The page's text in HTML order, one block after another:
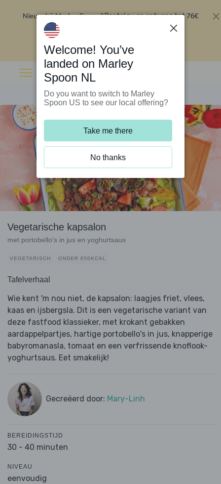
Nieuw bij Marley Spoon?Bestel nu en ontvang tot 76€
Vegetarische kapsalon
met portobello's in jus en yoghurtsaus
VEGETARISCH ONDER 650KCAL
Tafelverhaal
Wie kent 'm nou niet, de kapsalon: laagjes friet, vlees,
kaas en ijsbergsla. Dit is een vegetarische variant van
deze fastfood klassieker, met krokant gebakken
aardappelpartjes, hartige portobello's in jus, knapperige
babyromanasla, tomaat en een verfrissende knoflook-
yoghurtsaus. Eet smakelijk!
Gecreëerd door: Mary-Linh
BEREIDINGSTIJD
30 - 40 minuten
NIVEAU
eenvoudig
Welcome! You’ve
landed on Marley
Spoon NL
Do you want to switch to Marley
Spoon US to see our local offering?
Take me there
No thanks